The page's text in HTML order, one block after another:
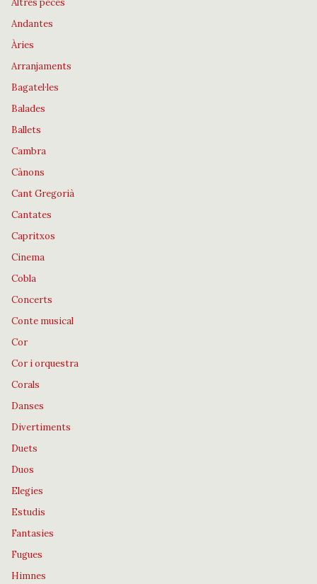
Altres peces
Andantes
Àries
Arranjaments
Bagatel·les
Balades
Ballets
Cambra
Cànons
Cant Gregorià
Cantates
Capritxos
Cinema
Cobla
Concerts
Conte musical
Cor
Cor i orquestra
Corals
Danses
Divertiments
Duets
Duos
Elegies
Estudis
Fantasies
Fugues
Himnes